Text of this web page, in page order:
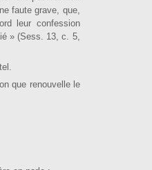
faute grave, que,
leur confession
» (Sess. 13, c. 5,
que renouvelle le